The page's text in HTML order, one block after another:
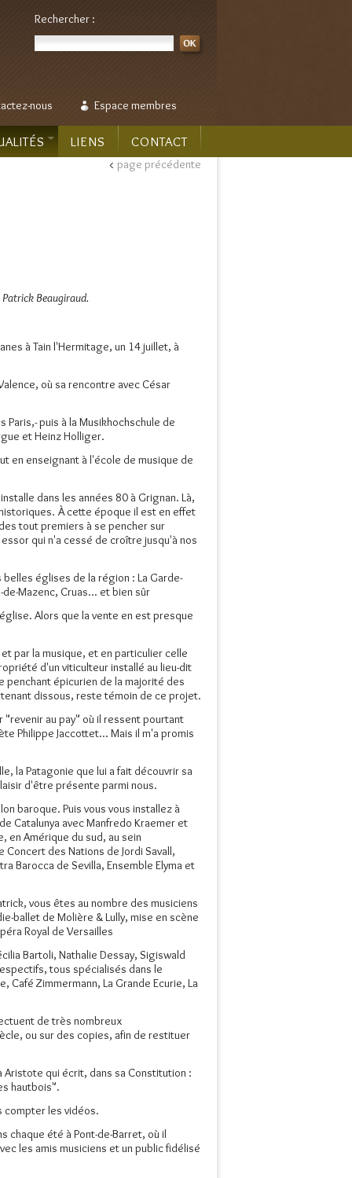
Rechercher :
nous Espace membres
LIENS CONTACT
< page précédente
Beaugiraud.
à Tain l'Hermitage, un 14 juillet, à
où sa rencontre avec César
Paris,- puis à la Musikhochschule de
et Heinz Holliger.
en enseignant à l'école de musique de
dans les années 80 à Grignan. Là,
À cette époque il est en effet
tout premiers à se pencher sur
qui n'a cessé de croître jusqu'à nos
églises de la région : La Garde-
Mazenc, Cruas... et bien sûr
Alors que la vente en est presque
par la musique, et en particulier celle
d'un viticulteur installé au lieu-dit
penchant épicurien de la majorité des
dissous, reste témoin de ce projet.
"revenir au pay" où il ressent pourtant
Philippe Jaccottet... Mais il m'a promis
la Patagonie que lui a fait découvrir sa
d'être présente parmi nous.
baroque. Puis vous vous installez à
Catalunya avec Manfredo Kraemer et
en Amérique du sud, au sein
Concert des Nations de Jordi Savall,
Barocca de Sevilla, Ensemble Elyma et
vous êtes au nombre des musiciens
ballet de Molière & Lully, mise en scène
Royal de Versailles
Bartoli, Nathalie Dessay, Sigiswald
tous spécialisés dans le
Zimmermann, La Grande Ecurie, La
de très nombreux
ou sur des copies, afin de restituer
qui écrit, dans sa Constitution :
hautbois".
compter les vidéos.
chaque été à Pont-de-Barret, où il
les amis musiciens et un public fidélisé